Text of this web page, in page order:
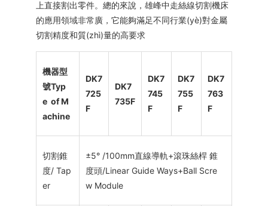
上直接割出零件。總的來說，雄峰中走絲線切割機床
的應用領域非常廣，它能夠滿足不同行業(yè)對金屬
切割精度和質(zhì)量的高要求
機器型
號Typ
e of M
achine
DK7
725
F
DK7
735F
DK7
745
F
DK7
755
F
DK7
763
F
切割錐
度/ Tap
er
±5° /100mm直線導軌+滾珠絲桿 錐
度頭/Linear Guide Ways+Ball Scre
w Module